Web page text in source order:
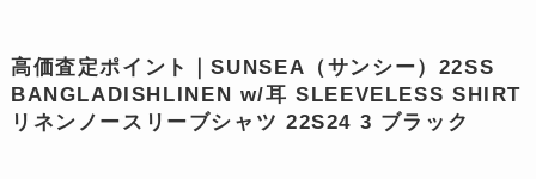
高価査定ポイント｜SUNSEA（サンシー）22SS
BANGLADISHLINEN w/耳 SLEEVELESS SHIRT
リネンノースリーブシャツ 22S24 3 ブラック